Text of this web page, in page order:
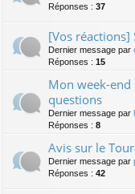
Réponses : 37
[Vos
Dernier message par
Réponses : 15
Mon week-end
questions
Dernier message par
Réponses : 8
Avis sur le
Dernier message par
Réponses : 42